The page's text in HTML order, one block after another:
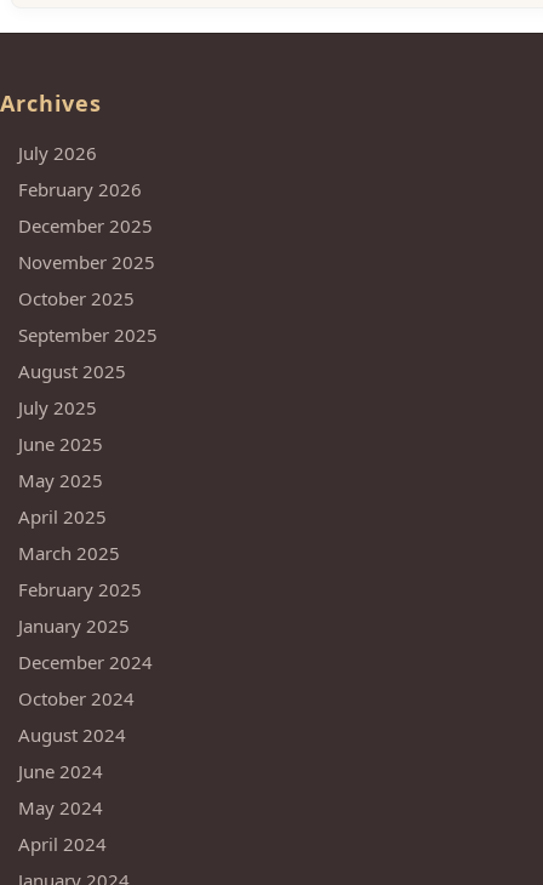
Archives
July 2026
February 2026
December 2025
November 2025
October 2025
September 2025
August 2025
July 2025
June 2025
May 2025
April 2025
March 2025
February 2025
January 2025
December 2024
October 2024
August 2024
June 2024
May 2024
April 2024
January 2024